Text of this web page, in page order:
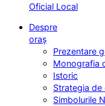
Oficial Local
Despre
oraș
Prezentare
Monografia
Istoric
Strategia
Simbolurile